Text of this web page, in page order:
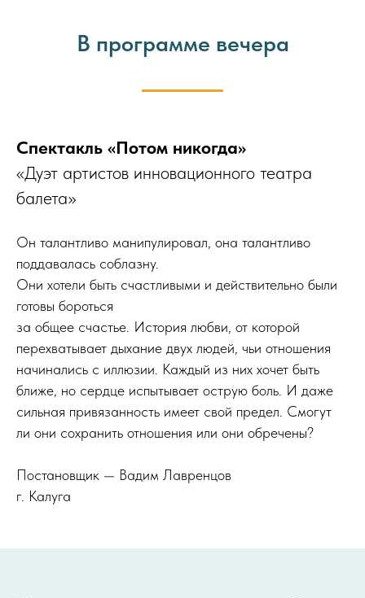
В программе вечера
Спектакль «Потом никогда»
«Дуэт артистов инновационного театра
балета»
Он талантливо манипулировал, она талантливо
поддавалась соблазну.
Они хотели быть счастливыми и действительно были
готовы бороться
за общее счастье. История любви, от которой
перехватывает дыхание двух людей, чьи отношения
начинались с иллюзии. Каждый из них хочет быть
ближе, но сердце испытывает острую боль. И даже
сильная привязанность имеет свой предел. Смогут
ли они сохранить отношения или они обречены?
Постановщик — Вадим Лавренцов
г. Калуга